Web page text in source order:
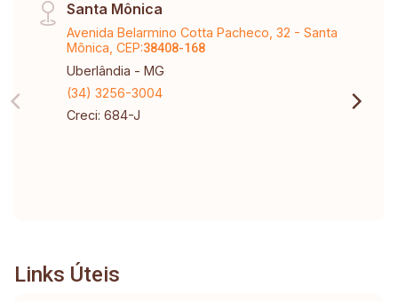
Santa Mônica
Avenida Belarmino Cotta Pacheco, 32 - Santa
Mônica, CEP:38408-168
Uberlândia - MG
(34) 3256-3004
Creci: 684-J
Links Úteis